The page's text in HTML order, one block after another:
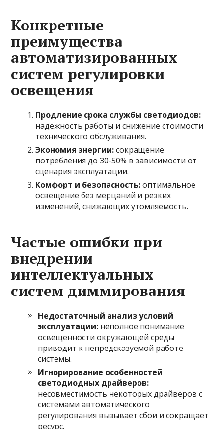
Конкретные
преимущества
автоматизированных
систем регулировки
освещения
Продление срока службы светодиодов:
надежность работы и снижение стоимости
технического обслуживания.
Экономия энергии:сокращение
потребления до 30-50% в зависимости от
сценария эксплуатации.
Комфорт и безопасность:оптимальное
освещение без мерцаний и резких
изменений, снижающих утомляемость.
Частые ошибки при
внедрении
интеллектуальных
систем диммирования
Недостаточный анализ условий
эксплуатации: неполное понимание
освещенности окружающей среды
приводит к непредсказуемой работе
системы.
Игнорирование особенностей
светодиодных драйверов:
несовместимость некоторых драйверов с
системами автоматического
регулирования вызывает сбои и сокращает
ресурс.